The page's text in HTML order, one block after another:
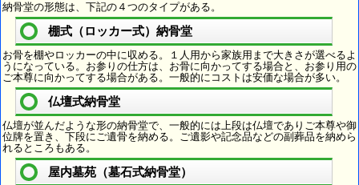
納骨堂の形態は、下記の４つのタイプがある。
棚式（ロッカー式）納骨堂
お骨を棚やロッカーの中に収める。１人用から家族用まで大きさが選べるよ
うになっている。お参りの仕方は、お骨に向かってする場合と、お参り用の
ご本尊に向かってする場合がある。一般的にコストは安価な場合が多い。
仏壇式納骨堂
仏壇が並んだような形の納骨堂で、一般的には上段は仏壇でありご本尊や御
位牌を置き、下段にご遺骨を納める。ご遺影や記念品などの副葬品を納めら
れるところもある。
屋内墓苑（墓石式納骨堂）